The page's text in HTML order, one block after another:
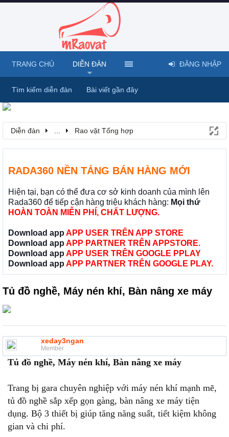
Diễn đàn Rao vặt Tổng hợp
RADA360 NỀN TẢNG BÁN HÀNG MỚI
Hiện tại, bạn có thể đưa cơ sở kinh doanh của mình lên
Rada360 để tiếp cận hàng triệu khách hàng: Mọi thứ
HOÀN TOÀN MIỄN PHÍ, CHẤT LƯỢNG.
Download app APP USER TRÊN APP STORE
Download app APP PARTNER TRÊN APPSTORE.
Download app APP USER TRÊN GOOGLE PPLAY
Download app APP PARTNER TRÊN GOOGLE PLAY.
Tủ đồ nghề, Máy nén khí, Bàn nâng xe máy
xeday3ngan
Member
Tủ đồ nghề, Máy nén khí, Bàn nâng xe máy
Trang bị gara chuyên nghiệp với máy nén khí mạnh mẽ,
tủ đồ nghề sắp xếp gọn gàng, bàn nâng xe máy tiện
dụng. Bộ 3 thiết bị giúp tăng năng suất, tiết kiệm không
gian và chi phí.
TRANG CHỦ DIỄN ĐÀN
Tìm kiếm diễn đàn Bài viết gần đây
ĐĂNG NHẬP